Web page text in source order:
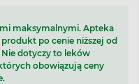
maksymalnymi. Apteka
po cenie niższej od
dotyczy to leków
obowiązują ceny